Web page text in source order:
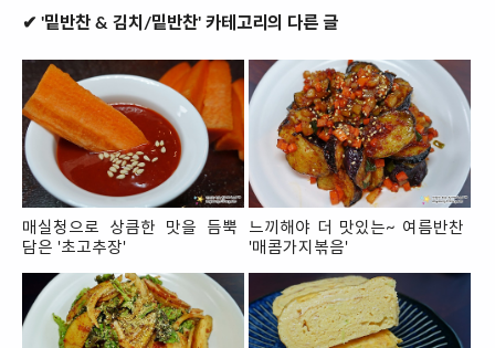
✔ '밑반찬 & 김치/밑반찬' 카테고리의 다른 글
매실청으로 상큼한 맛을 듬뿍
담은 '초고추장'
느끼해야 더 맛있는~ 여름반찬
'매콤가지볶음'